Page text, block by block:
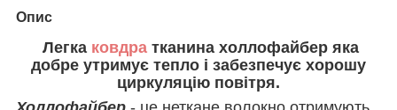
Опис
Легка ковдра тканина холлофайбер яка
добре утримує тепло і забезпечує хорошу
циркуляцію повітря.